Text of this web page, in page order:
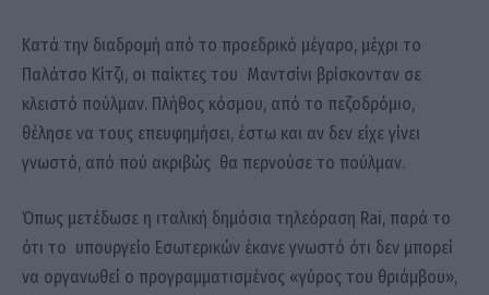
Κατά την διαδρομή από το προεδρικό μέγαρο, μέχρι το
Παλάτσο Κίτζι, οι παίκτες του Μαντσίνι βρίσκονταν σε
κλειστό πούλμαν. Πλήθος κόσμου, από το πεζοδρόμιο,
θέλησε να τους επευφημήσει, έστω και αν δεν είχε γίνει
γνωστό, από πού ακριβώς θα περνούσε το πούλμαν.
Όπως μετέδωσε η ιταλική δημόσια τηλεόραση Rai, παρά το
ότι το υπουργείο Εσωτερικών έκανε γνωστό ότι δεν μπορεί
να οργανωθεί ο προγραμματισμένος «γύρος του θριάμβου»,